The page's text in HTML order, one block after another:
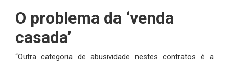
O problema da ‘venda
casada’
“Outra categoria de abusividade nestes contratos é a